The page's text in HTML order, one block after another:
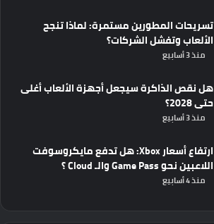
تسريحات المطورين مستمرة: لماذا تنجح
الألعاب وتفشل الشركات؟
منذ 3 أسابيع
هل نقص الذاكرة سيجعل أجهزة الألعاب أغلى
حتى 2028؟
منذ 3 أسابيع
ارتفاع أسعار Xbox: هل تدفع مايكروسوفت
اللاعبين نحو Game Pass والـ Cloud ؟
منذ 4 أسابيع